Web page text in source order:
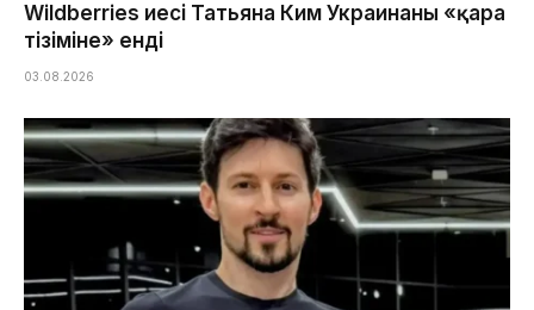
Wildberries иесі Татьяна Ким Украинаның «қара
тізіміне» енді
03.08.2026